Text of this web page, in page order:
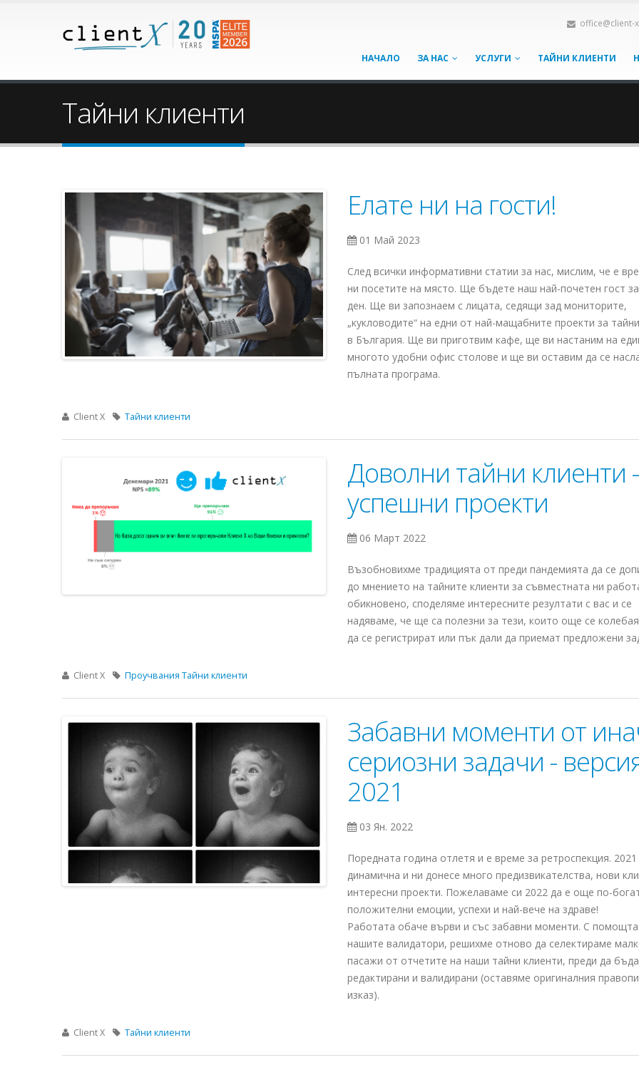
office@client-
НАЧАЛО ЗА НАС УСЛУГИ ТАЙНИ КЛИЕНТИ
Тайни клиенти
Елате ни на гости!
01 Май 2023
След всички информативни статии за нас, мислим, че е
ни посетите на място. Ще бъдете наш най-почетен гост
ден. Ще ви запознаем с лицата, седящи зад мониторите,
„кукловодите“ на едни от най-мащабните проекти за
в България. Ще ви приготвим кафе, ще ви настаним на
многото удобни офис столове и ще ви оставим да се
пълната програма.
Client X Тайни клиенти
Доволни тайни клиенти
успешни проекти
06 Март 2022
Възобновихме традицията от преди пандемията да се
до мнението на тайните клиенти за съвместната ни
обикновено, споделяме интересните резултати с вас и се
надяваме, че ще са полезни за тези, които още се
да се регистрират или пък дали да приемат предложени
Client X Проучвания Тайни клиенти
Забавни моменти от
сериозни задачи -
2021
03 Ян. 2022
Поредната година отлетя и е време за ретроспекция.
динамична и ни донесе много предизвикателства, нови
интересни проекти. Пожелаваме си 2022 да е още по-
положителни емоции, успехи и най-вече на здраве!
Работата обаче върви и със забавни моменти. С
нашите валидатори, решихме отново да селектираме
пасажи от отчетите на наши тайни клиенти, преди да
редактирани и валидирани (оставяме оригиналния
изказ).
Client X Тайни клиенти